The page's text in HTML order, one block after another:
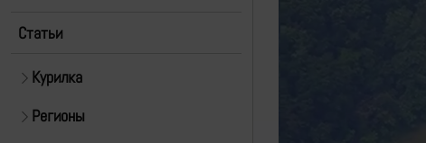
Статьи
Курилка
Регионы